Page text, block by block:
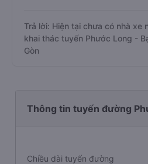
Trả lời: Hiện tại chưa có nhà xe
khai thác tuyến Phước Long -
Gòn
Thông tin tuyến đường
Chiều dài tuyến đường